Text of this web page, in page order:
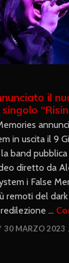
il
in uscita il 9
la band
diretto da
i False
remoti del
…
30 MARZO 2023